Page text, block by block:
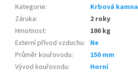
Kategorie:
Krbová kamna
Záruka:
2 roky
Hmotnost:
100 kg
Externí přívod vzduchu: Ne
Průměr kouřovodu:
150 mm
Vývod kouřovodu: Horní